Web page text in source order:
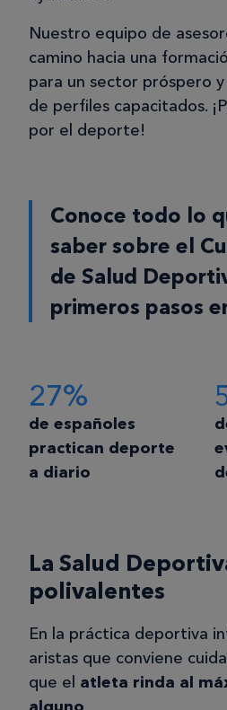
Nuestro equipo de
camino hacia una
para un sector próspero
de perfiles capacitados.
por el deporte!
Conoce todo lo
saber sobre el
de Salud
primeros pasos
27%
de españoles
practican deporte
a diario
La Salud
polivalentes
En la práctica deportiva
aristas que conviene
que el atleta rinda al